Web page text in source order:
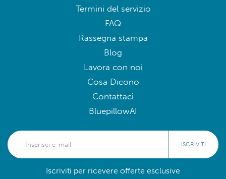
Termini del servizio
FAQ
Rassegna stampa
Blog
Lavora con noi
Cosa Dicono
Contattaci
BluepillowAI
ISCRIVITI
Iscriviti per ricevere offerte esclusive